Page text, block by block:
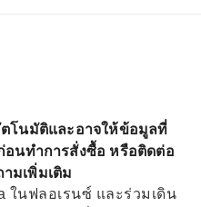
ผลงานศิลปะจากไกด์ท้อง
มข้น
โนมัติและอาจให้ข้อมูลที่
นทำการสั่งซื้อ หรือติดต่อ
มเพิ่มเติม
ในฟลอเรนซ์ และร่วมเดิน